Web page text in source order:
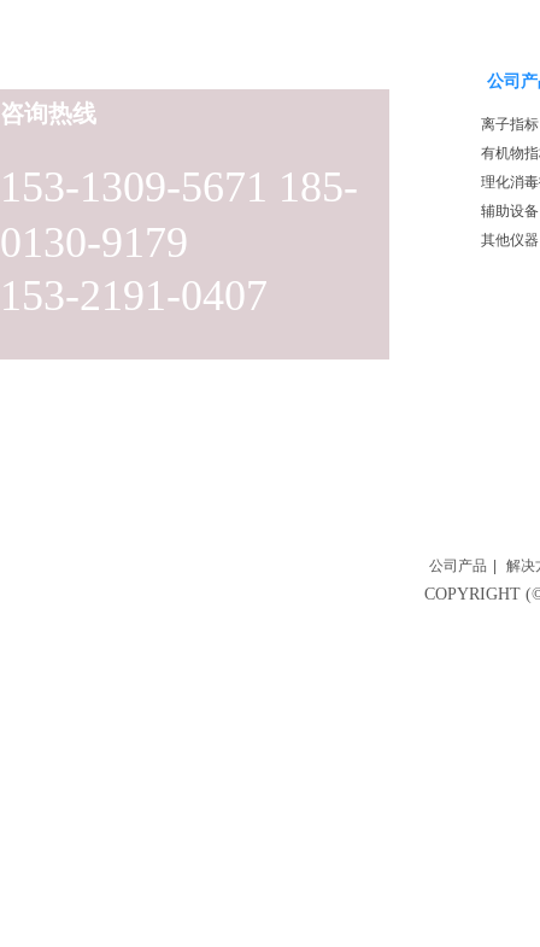
153-1309-5671 185-
0130-9179
153-2191-0407
咨询热线
公司
离子指标
有机物
理化消
辅助设备
其他仪器
公司产品 解决
COPYRIGHT